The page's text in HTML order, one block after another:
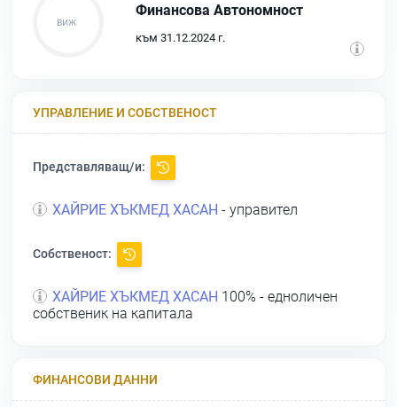
Финансова Автономност
към 31.12.2024 г.
УПРАВЛЕНИЕ И СОБСТВЕНОСТ
Представляващ/и:
ХАЙРИЕ ХЪКМЕД ХАСАН - управител
Собственост:
ХАЙРИЕ ХЪКМЕД ХАСАН 100% - едноличен
собственик на капитала
ФИНАНСОВИ ДАННИ